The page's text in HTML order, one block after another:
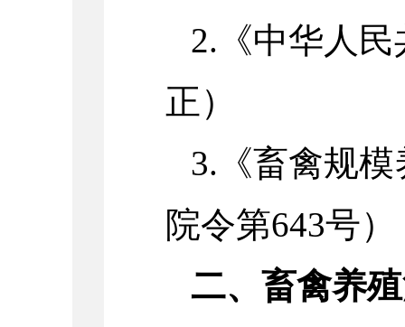
2. 《中华人
正）
3. 《畜禽规
院令第643号）
二、畜禽养